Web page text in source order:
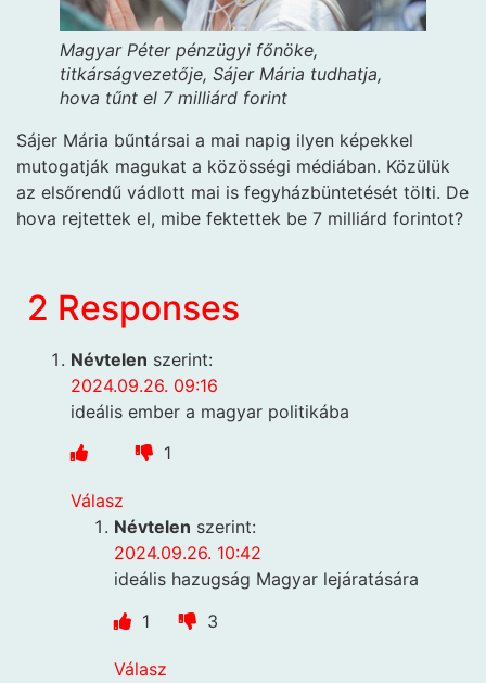
Magyar Péter pénzügyi főnöke,
titkárságvezetője, Sájer Mária tudhatja,
hova tűnt el 7 milliárd forint
Sájer Mária bűntársai a mai napig ilyen képekkel
mutogatják magukat a közösségi médiában. Közülük
az elsőrendű vádlott mai is fegyházbüntetését tölti. De
hova rejtettek el, mibe fektettek be 7 milliárd forintot?
2 Responses
Névtelen szerint:
2024.09.26. 09:16
ideális ember a magyar politikába
1
Válasz
Névtelen szerint:
2024.09.26. 10:42
ideális hazugság Magyar lejáratására
1
3
Válasz